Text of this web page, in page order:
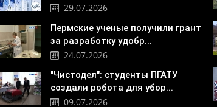
29.07.2026
Пермские ученые получили грант
за разработку удобр...
24.07.2026
"Чистодел": студенты ПГАТУ
создали робота для убор...
09.07.2026